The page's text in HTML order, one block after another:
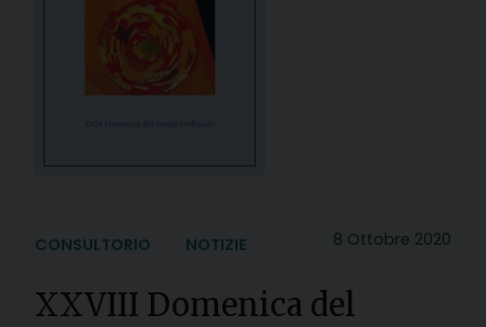
8 Ottobre 2020
CONSULTORIO NOTIZIE
XXVIII Domenica del